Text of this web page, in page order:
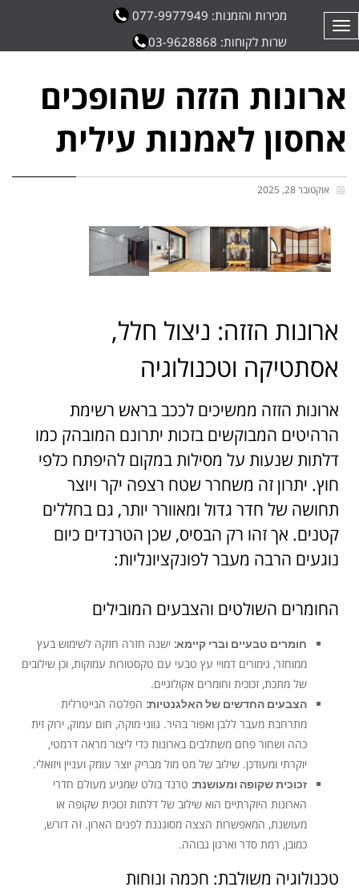
מכירות והזמנות: 077-9977949
שרות לקוחות: 03-9628868
תפריט
ארונות הזזה שהופכים
אחסון לאמנות עילית
אוקטובר 28, 2025
ארונות הזזה: ניצול חלל,
אסתטיקה וטכנולוגיה
ארונות הזזה ממשיכים לככב בראש רשימת
הרהיטים המבוקשים בזכות יתרונם המובהק כמו
דלתות שנעות על מסילות במקום להיפתח כלפי
חוץ. יתרון זה משחרר שטח רצפה יקר ויוצר
תחושה של חדר גדול ומאוורר יותר, גם בחללים
קטנים. אך זהו רק הבסיס, שכן הטרנדים כיום
נוגעים הרבה מעבר לפונקציונליות:
החומרים השולטים והצבעים המובילים
חומרים טבעיים וברי קיימא: ישנה חזרה חזקה לשימוש בעץ
ממוחזר, גימורים דמויי עץ טבעי עם טקסטורות עמוקות, וכן שילובים
של מתכת, זכוכית וחומרים אקולוגיים.
הצבעים החדשים של האלגנטיות: הפלטה הנייטרלית
מתרחבת מעבר ללבן ואפור בהיר. גווני מוקה, חום עמוק, ירוק זית
כהה ושחור פחם משתלבים בארונות כדי ליצור מראה דרמטי,
יוקרתי ומעודכן. שילוב של מט מול מבריק יוצר עומק ועניין ויזואלי.
זכוכית שקופה ומעושנת: טרנד בולט שמגיע מעולם חדרי
הארונות היוקרתיים הוא שילוב של דלתות זכוכית שקופה או
מעושנת, המאפשרות הצצה מסוגננת לפנים הארון. זה דורש,
כמובן, רמת סדר וארגון גבוהה.
טכנולוגיה משולבת: חכמה ונוחות